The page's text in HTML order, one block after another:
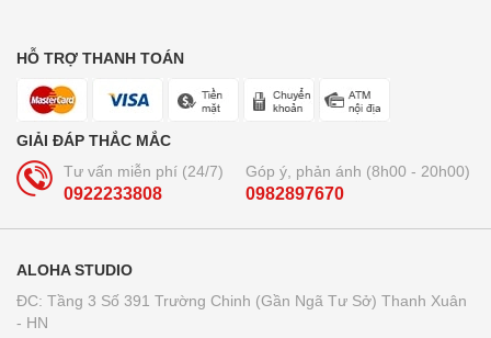
HỖ TRỢ THANH TOÁN
GIẢI ĐÁP THẮC MẮC
Tư vấn miễn phí (24/7)
0922233808
Góp ý, phản ánh (8h00 - 20h00)
0982897670
ALOHA STUDIO
ĐC: Tầng 3 Số 391 Trường Chinh (Gần Ngã Tư Sở) Thanh Xuân
- HN